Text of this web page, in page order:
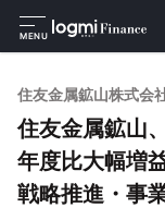
MENU
住友金属鉱山株式会
住友金属鉱山
年度比大幅増
戦略推進・事